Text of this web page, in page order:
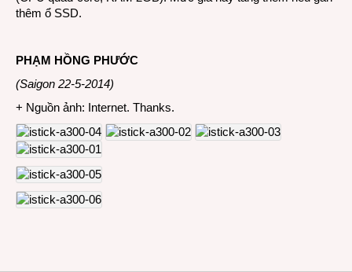
thêm ổ SSD.
PHẠM HỒNG PHƯỚC
(Saigon 22-5-2014)
+ Nguồn ảnh: Internet. Thanks.